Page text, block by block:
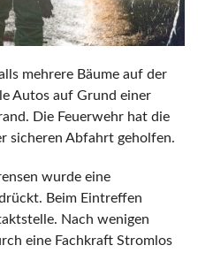
mehrere Bäume auf der
Autos auf Grund einer
Die Feuerwehr hat die
sicheren Abfahrt geholfen.
wurde eine
Beim Eintreffen
Nach wenigen
eine Fachkraft Stromlos